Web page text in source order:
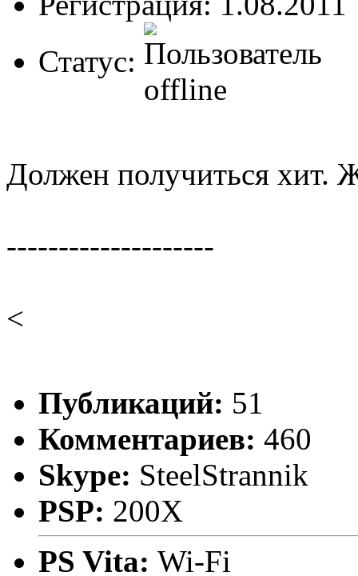
Статус:
Должен получиться хит.
--------------------
<
Публикаций: 51
Комментариев: 460
Skype: SteelStrannik
PSP: 200X
PS Vita: Wi-Fi